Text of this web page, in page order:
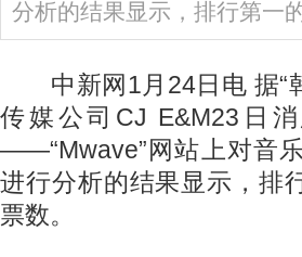
分析的结果显示，排行第一
中新网1月24日电 据“
传媒公司CJ E&M23日
——“Mwave”网站上对音
进行分析的结果显示，排
票数。